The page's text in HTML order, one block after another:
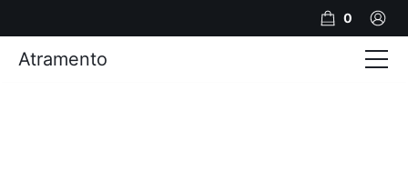
0
Atramento